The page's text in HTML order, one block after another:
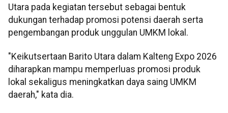
Utara pada kegiatan tersebut sebagai bentuk
dukungan terhadap promosi potensi daerah serta
pengembangan produk unggulan UMKM lokal.
"Keikutsertaan Barito Utara dalam Kalteng Expo 2026
diharapkan mampu memperluas promosi produk
lokal sekaligus meningkatkan daya saing UMKM
daerah," kata dia.